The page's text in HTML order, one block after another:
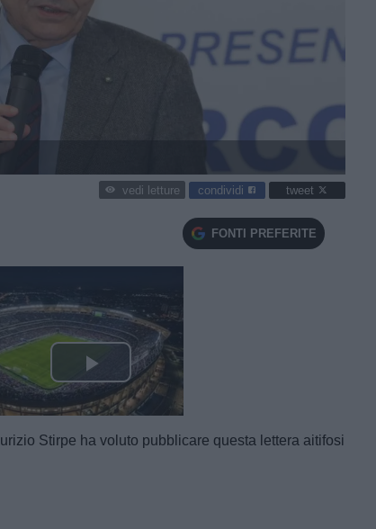
vedi letture condividi tweet
FONTI PREFERITE
Play Video
Stirpe ha voluto pubblicare questa lettera aitifosi